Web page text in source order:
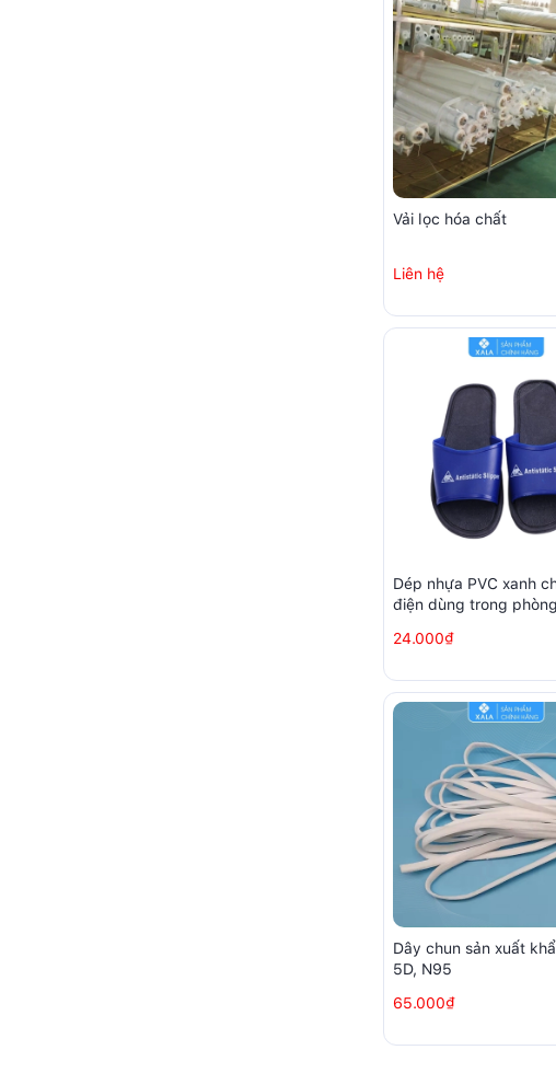
Vải lọc hóa chất
Liên hệ
Dép nhựa PVC xanh
điện dùng trong
24.000₫
Dây chun sản xuất
5D, N95
65.000₫